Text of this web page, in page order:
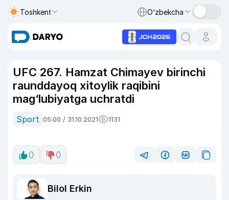
Toshkent O‘zbekcha
UFC 267. Hamzat Chimayev birinchi
raunddayoq xitoylik raqibini
mag‘lubiyatga uchratdi
Sport 05:00 / 31.10.2021 1131
0 0
Bilol Erkin